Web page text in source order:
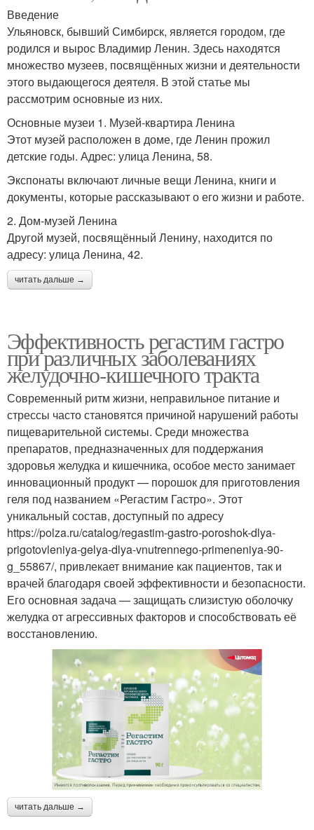
Введение
Ульяновск, бывший Симбирск, является городом, где
родился и вырос Владимир Ленин. Здесь находятся
множество музеев, посвящённых жизни и деятельности
этого выдающегося деятеля. В этой статье мы
рассмотрим основные из них.
Основные музеи 1. Музей-квартира Ленина
Этот музей расположен в доме, где Ленин прожил
детские годы. Адрес: улица Ленина, 58.
Экспонаты включают личные вещи Ленина, книги и
документы, которые рассказывают о его жизни и работе.
2. Дом-музей Ленина
Другой музей, посвящённый Ленину, находится по
адресу: улица Ленина, 42.
читать дальше →
Эффективность регастим гастро
при различных заболеваниях
желудочно-кишечного тракта
Современный ритм жизни, неправильное питание и
стрессы часто становятся причиной нарушений работы
пищеварительной системы. Среди множества
препаратов, предназначенных для поддержания
здоровья желудка и кишечника, особое место занимает
инновационный продукт — порошок для приготовления
геля под названием «Регастим Гастро». Этот
уникальный состав, доступный по адресу
https://polza.ru/catalog/regastim-gastro-poroshok-dlya-
prigotovleniya-gelya-dlya-vnutrennego-primeneniya-90-
g_55867/, привлекает внимание как пациентов, так и
врачей благодаря своей эффективности и безопасности.
Его основная задача — защищать слизистую оболочку
желудка от агрессивных факторов и способствовать её
восстановлению.
читать дальше →